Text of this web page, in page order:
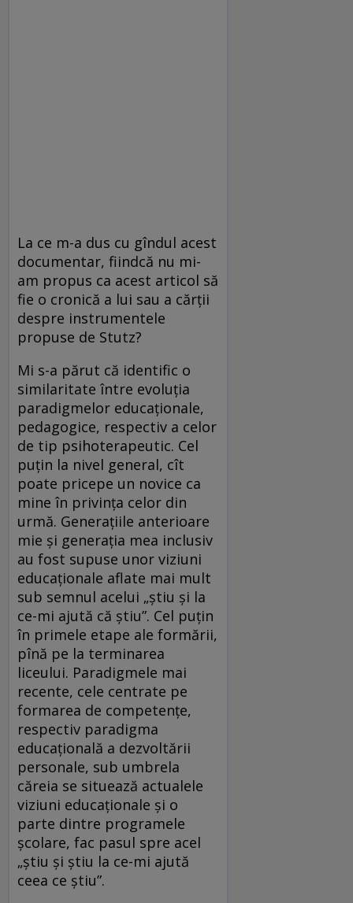
La ce m-a dus cu gîndul acest
documentar, fiindcă nu mi-
am propus ca acest articol să
fie o cronică a lui sau a cărții
despre instrumentele
propuse de Stutz?
Mi s-a părut că identific o
similaritate între evoluția
paradigmelor educaționale,
pedagogice, respectiv a celor
de tip psihoterapeutic. Cel
puțin la nivel general, cît
poate pricepe un novice ca
mine în privința celor din
urmă. Generațiile anterioare
mie și generația mea inclusiv
au fost supuse unor viziuni
educaționale aflate mai mult
sub semnul acelui „știu și la
ce-mi ajută că știu”. Cel puțin
în primele etape ale formării,
pînă pe la terminarea
liceului. Paradigmele mai
recente, cele centrate pe
formarea de competențe,
respectiv paradigma
educațională a dezvoltării
personale, sub umbrela
căreia se situează actualele
viziuni educaționale și o
parte dintre programele
școlare, fac pasul spre acel
„știu și știu la ce-mi ajută
ceea ce știu”.